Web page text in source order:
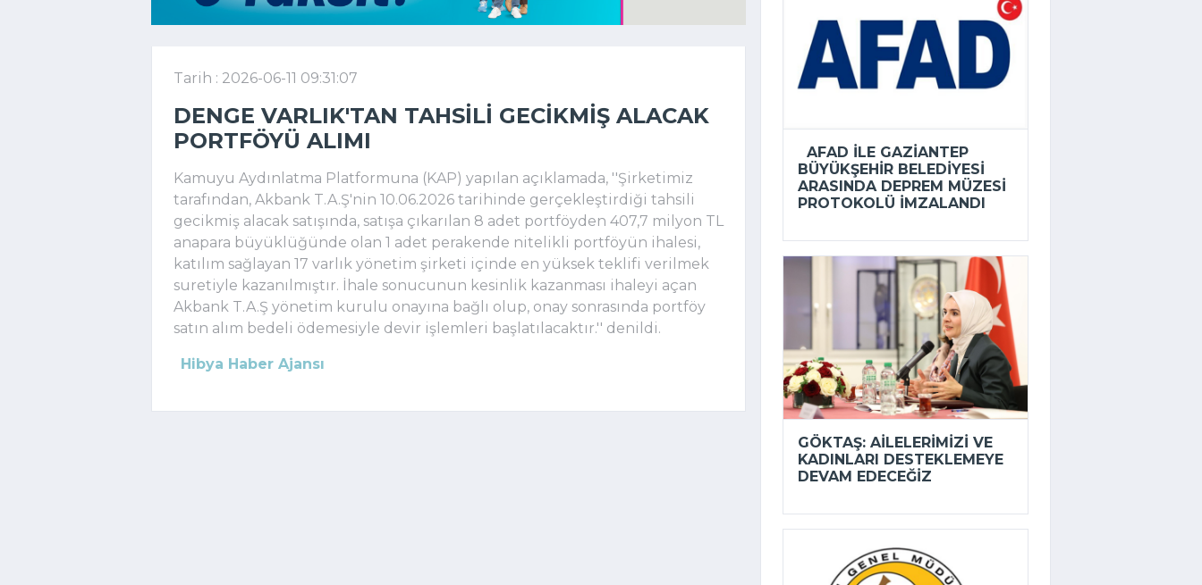
Tarih : 2026-06-11 09:31:07
DENGE VARLIK'TAN TAHSILI GECIKMIŞ ALACAK
PORTFÖYÜ ALIMI
Kamuyu Aydınlatma Platformuna (KAP) yapılan açıklamada, ''Şirketimiz
tarafından, Akbank T.A.Ş'nin 10.06.2026 tarihinde gerçekleştirdiği tahsili
gecikmiş alacak satışında, satışa çıkarılan 8 adet portföyden 407,7 milyon TL
anapara büyüklüğünde olan 1 adet perakende nitelikli portföyün ihalesi,
katılım sağlayan 17 varlık yönetim şirketi içinde en yüksek teklifi verilmek
suretiyle kazanılmıştır. İhale sonucunun kesinlik kazanması ihaleyi açan
Akbank T.A.Ş yönetim kurulu onayına bağlı olup, onay sonrasında portföy
satın alım bedeli ödemesiyle devir işlemleri başlatılacaktır.'' denildi.
Hibya Haber Ajansı
AFAD ILE GAZIANTEP
BÜYÜKŞEHIR BELEDIYESI
ARASINDA DEPREM MÜZESI
PROTOKOLÜ IMZALANDI
GÖKTAŞ: AILELERIMIZI VE
KADINLARI DESTEKLEMEYE
DEVAM EDECEĞIZ